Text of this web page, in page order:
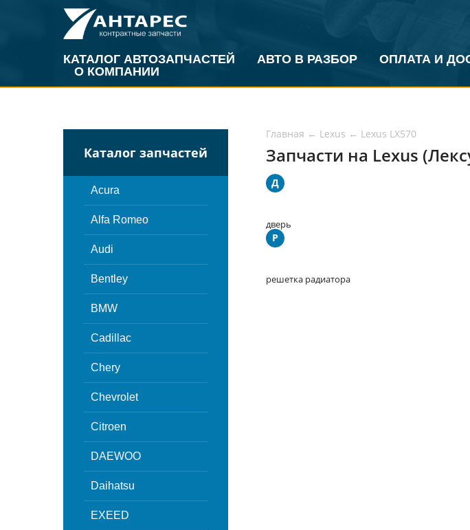
КАТАЛОГ АВТОЗАПЧАСТЕЙ АВТО В РАЗБОР
ОПЛАТА И
О КОМПАНИИ
Каталог запчастей
Acura
Alfa Romeo
Audi
Bentley
BMW
Cadillac
Chery
Chevrolet
Citroen
DAEWOO
Daihatsu
EXEED
Главная ← Lexus ← Lexus LX570
Запчасти на Lexus
Д
дверь
Р
решетка радиатора